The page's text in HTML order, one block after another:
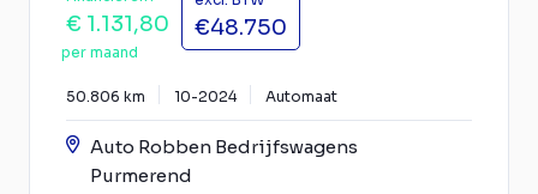
€ 1.131,80
per maand
€48.750
50.806 km 10-2024 Automaat
Auto Robben Bedrijfswagens
Purmerend